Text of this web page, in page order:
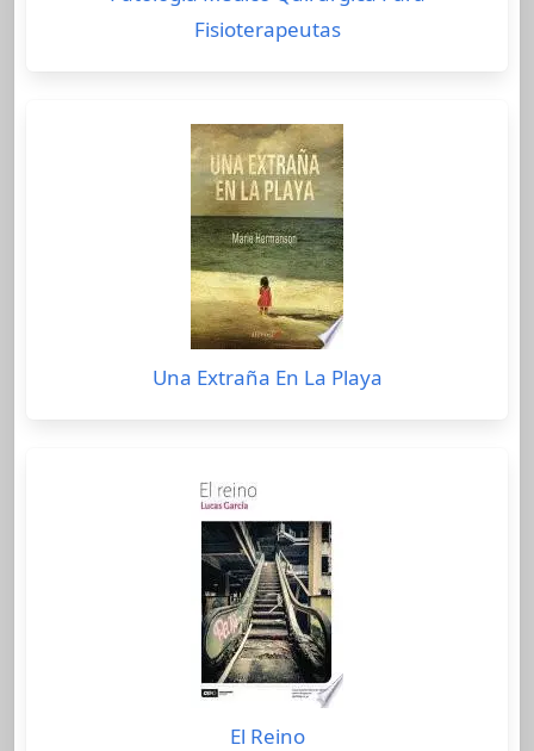
Fisioterapeutas
Una Extraña En La Playa
El Reino